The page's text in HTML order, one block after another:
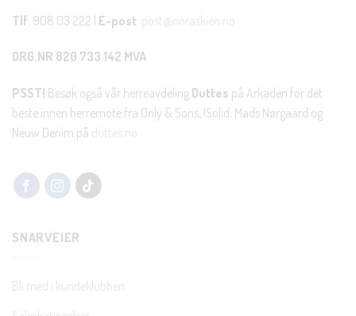
Tlf: 908 03 222 | E-post: post@noraskien.no
ORG.NR 820 733 142 MVA
PSST! Besøk også vår herreavdeling Duttes på Arkaden for det
beste innen herremote fra Only & Sons, !Solid, Mads Nørgaard og
Neuw Denim på duttes.no
SNARVEIER
Bli med i kundeklubben